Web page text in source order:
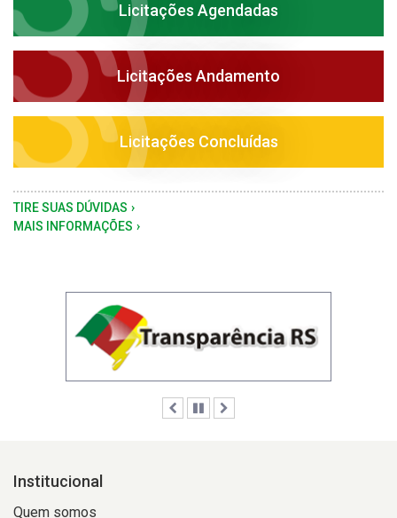
Licitações Agendadas
Licitações Andamento
Licitações Concluídas
TIRE SUAS DÚVIDAS
MAIS INFORMAÇÕES
AnteriorPausar
Institucional
Quem somos